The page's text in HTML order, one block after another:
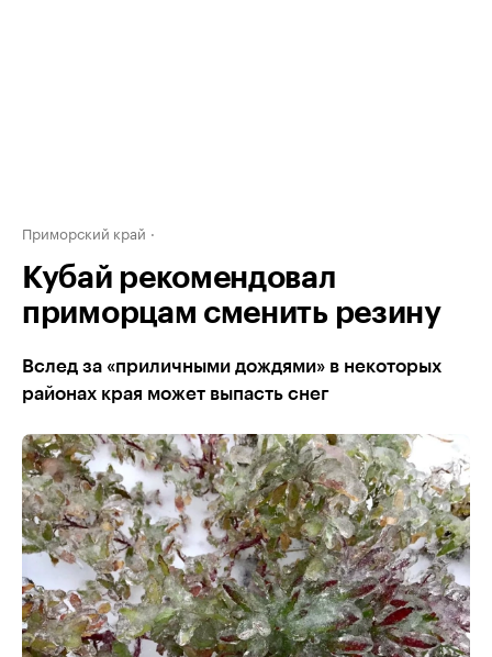
Приморский край
Кубай рекомендовал
приморцам сменить резину
Вслед за «приличными дождями» в некоторых
районах края может выпасть снег